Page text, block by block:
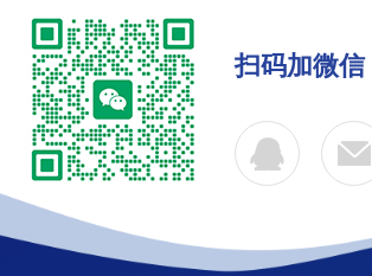
扫码加微信